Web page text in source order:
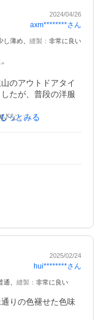
2024/04/26
axm********さん
し薄め 縫製 ： 非常に良い
のアウトドアタイ
たが、普段の洋服
ないし、片方には
なじんでくれるの
っとみる
2025/02/24
hui********さん
通 縫製 ： 非常に良い
りの色褪せた色味